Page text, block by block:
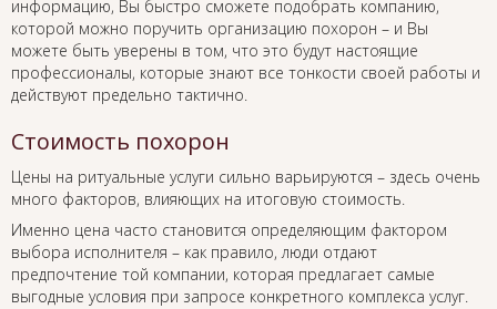
информацию, Вы быстро сможете подобрать компанию,
которой можно поручить организацию похорон – и Вы
можете быть уверены в том, что это будут настоящие
профессионалы, которые знают все тонкости своей работы и
действуют предельно тактично.
Стоимость похорон
Цены на ритуальные услуги сильно варьируются – здесь очень
много факторов, влияющих на итоговую стоимость.
Именно цена часто становится определяющим фактором
выбора исполнителя – как правило, люди отдают
предпочтение той компании, которая предлагает самые
выгодные условия при запросе конкретного комплекса услуг.